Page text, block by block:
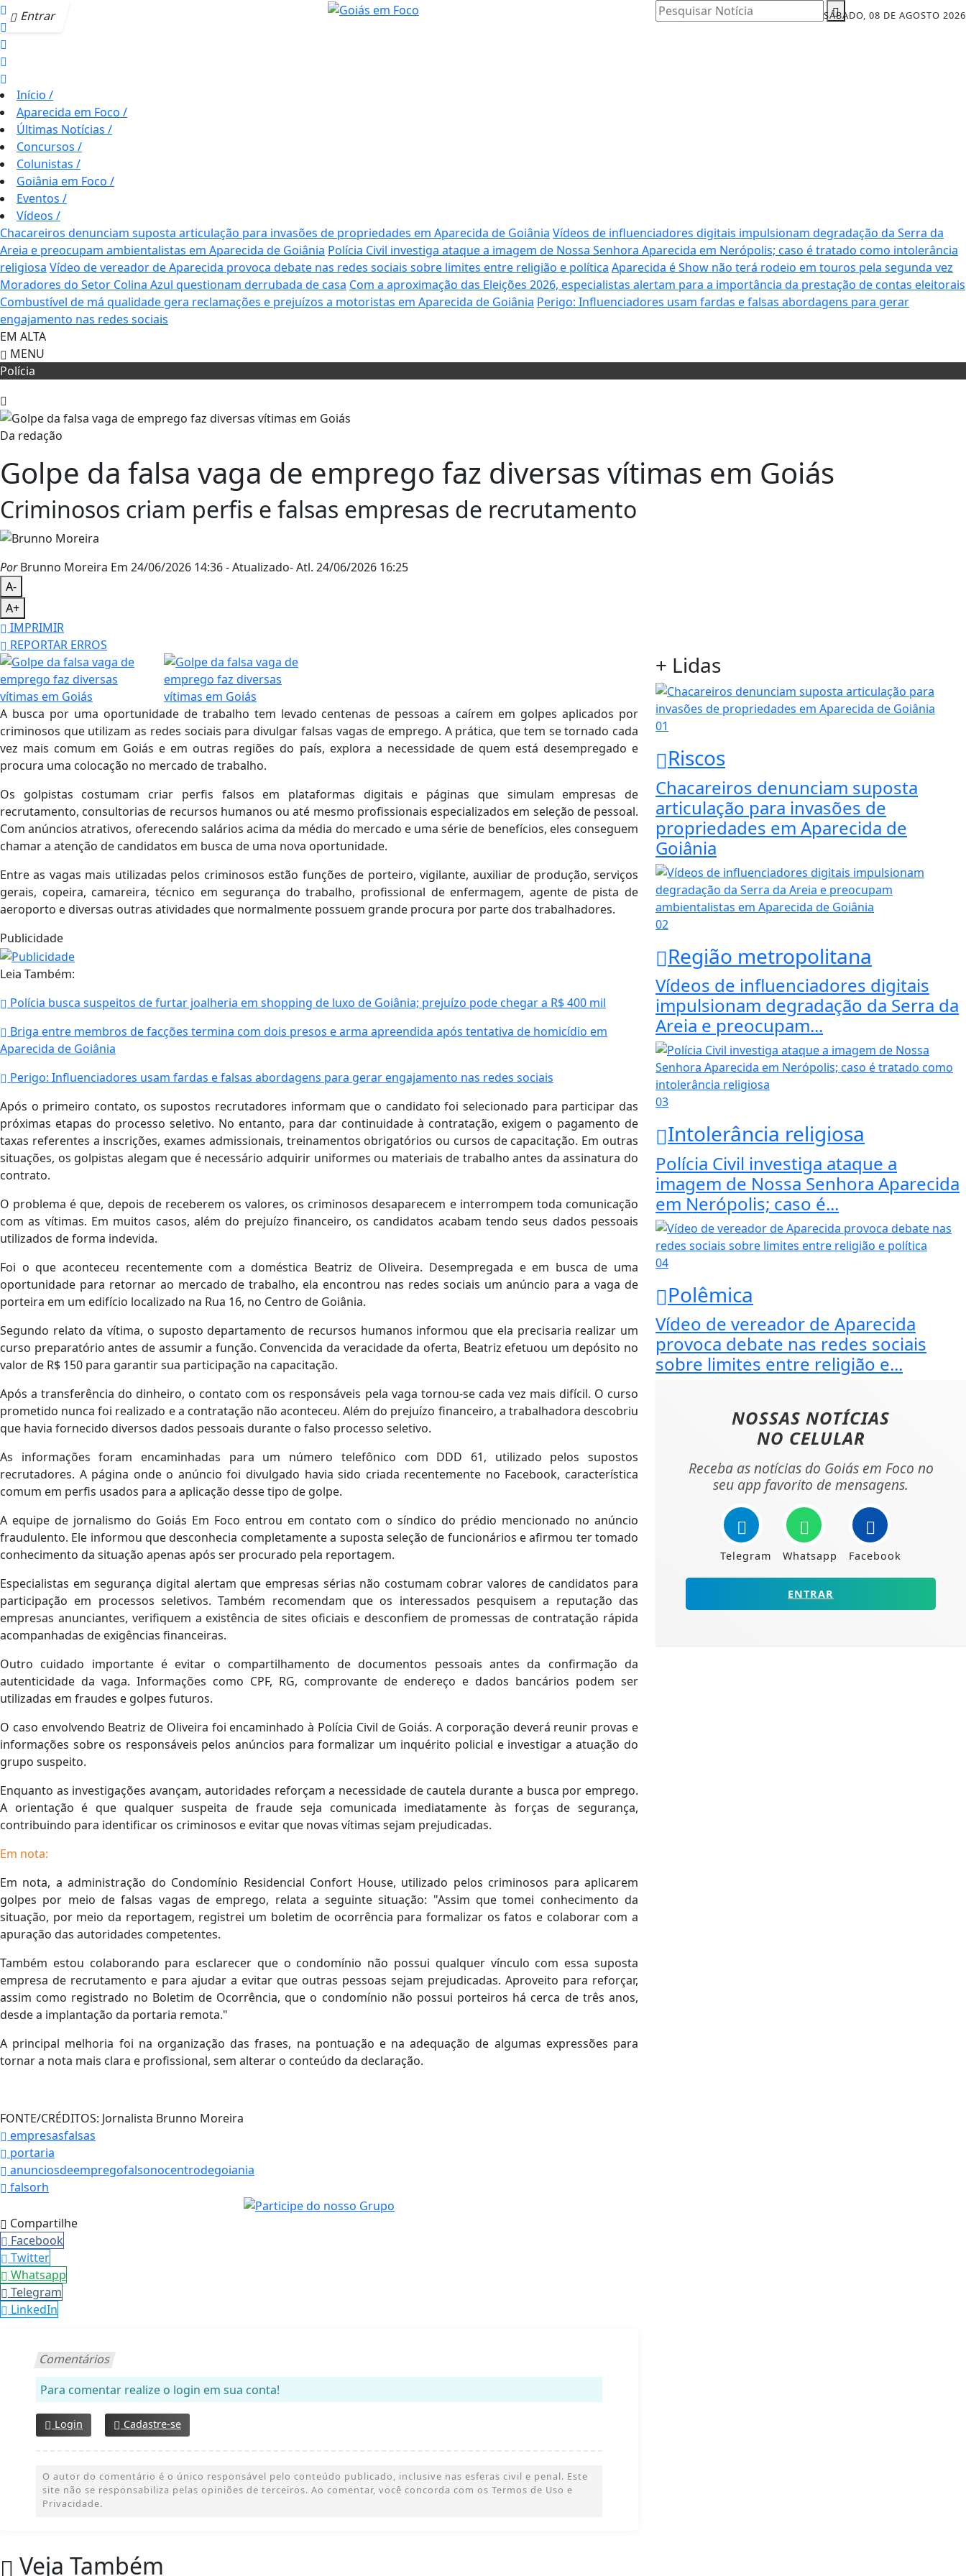
Entrar SÁBADO, 08 DE AGOSTO 2026
Pesquisar Notícia
Início /
Aparecida em Foco /
Últimas Notícias /
Concursos /
Colunistas /
Goiânia em Foco /
Eventos /
Vídeos /
Chacareiros denunciam suposta articulação para invasões de propriedades em Aparecida de Goiânia Vídeos de influenciadores digitais impulsionam degradação da Serra da
Areia e preocupam ambientalistas em Aparecida de Goiânia Polícia Civil investiga ataque a imagem de Nossa Senhora Aparecida em Nerópolis; caso é tratado como intolerância
religiosa Vídeo de vereador de Aparecida provoca debate nas redes sociais sobre limites entre religião e política Aparecida é Show não terá rodeio em touros pela segunda vez
Moradores do Setor Colina Azul questionam derrubada de casa Com a aproximação das Eleições 2026, especialistas alertam para a importância da prestação de contas eleitorais
Combustível de má qualidade gera reclamações e prejuízos a motoristas em Aparecida de Goiânia Perigo: Influenciadores usam fardas e falsas abordagens para gerar
engajamento nas redes sociais
EM ALTA
MENU
Polícia
Da redação
Golpe da falsa vaga de emprego faz diversas vítimas em Goiás
Criminosos criam perfis e falsas empresas de recrutamento
PorBrunno Moreira Em 24/06/2026 14:36- Atualizado- Atl. 24/06/2026 16:25
A-
A+
IMPRIMIR
REPORTAR ERROS
A busca por uma oportunidade de trabalho tem levado centenas de pessoas a caírem em golpes aplicados por
criminosos que utilizam as redes sociais para divulgar falsas vagas de emprego. A prática, que tem se tornado cada
vez mais comum em Goiás e em outras regiões do país, explora a necessidade de quem está desempregado e
procura uma colocação no mercado de trabalho.
Os golpistas costumam criar perfis falsos em plataformas digitais e páginas que simulam empresas de
recrutamento, consultorias de recursos humanos ou até mesmo profissionais especializados em seleção de pessoal.
Com anúncios atrativos, oferecendo salários acima da média do mercado e uma série de benefícios, eles conseguem
chamar a atenção de candidatos em busca de uma nova oportunidade.
Entre as vagas mais utilizadas pelos criminosos estão funções de porteiro, vigilante, auxiliar de produção, serviços
gerais, copeira, camareira, técnico em segurança do trabalho, profissional de enfermagem, agente de pista de
aeroporto e diversas outras atividades que normalmente possuem grande procura por parte dos trabalhadores.
Publicidade
Leia Também:
Polícia busca suspeitos de furtar joalheria em shopping de luxo de Goiânia; prejuízo pode chegar a R$ 400 mil
Briga entre membros de facções termina com dois presos e arma apreendida após tentativa de homicídio em
Aparecida de Goiânia
Perigo: Influenciadores usam fardas e falsas abordagens para gerar engajamento nas redes sociais
Após o primeiro contato, os supostos recrutadores informam que o candidato foi selecionado para participar das
próximas etapas do processo seletivo. No entanto, para dar continuidade à contratação, exigem o pagamento de
taxas referentes a inscrições, exames admissionais, treinamentos obrigatórios ou cursos de capacitação. Em outras
situações, os golpistas alegam que é necessário adquirir uniformes ou materiais de trabalho antes da assinatura do
contrato.
O problema é que, depois de receberem os valores, os criminosos desaparecem e interrompem toda comunicação
com as vítimas. Em muitos casos, além do prejuízo financeiro, os candidatos acabam tendo seus dados pessoais
utilizados de forma indevida.
Foi o que aconteceu recentemente com a doméstica Beatriz de Oliveira. Desempregada e em busca de uma
oportunidade para retornar ao mercado de trabalho, ela encontrou nas redes sociais um anúncio para a vaga de
porteira em um edifício localizado na Rua 16, no Centro de Goiânia.
Segundo relato da vítima, o suposto departamento de recursos humanos informou que ela precisaria realizar um
curso preparatório antes de assumir a função. Convencida da veracidade da oferta, Beatriz efetuou um depósito no
valor de R$ 150 para garantir sua participação na capacitação.
Após a transferência do dinheiro, o contato com os responsáveis pela vaga tornou-se cada vez mais difícil. O curso
prometido nunca foi realizado e a contratação não aconteceu. Além do prejuízo financeiro, a trabalhadora descobriu
que havia fornecido diversos dados pessoais durante o falso processo seletivo.
As informações foram encaminhadas para um número telefônico com DDD 61, utilizado pelos supostos
recrutadores. A página onde o anúncio foi divulgado havia sido criada recentemente no Facebook, característica
comum em perfis usados para a aplicação desse tipo de golpe.
A equipe de jornalismo do Goiás Em Foco entrou em contato com o síndico do prédio mencionado no anúncio
fraudulento. Ele informou que desconhecia completamente a suposta seleção de funcionários e afirmou ter tomado
conhecimento da situação apenas após ser procurado pela reportagem.
Especialistas em segurança digital alertam que empresas sérias não costumam cobrar valores de candidatos para
participação em processos seletivos. Também recomendam que os interessados pesquisem a reputação das
empresas anunciantes, verifiquem a existência de sites oficiais e desconfiem de promessas de contratação rápida
acompanhadas de exigências financeiras.
Outro cuidado importante é evitar o compartilhamento de documentos pessoais antes da confirmação da
autenticidade da vaga. Informações como CPF, RG, comprovante de endereço e dados bancários podem ser
utilizadas em fraudes e golpes futuros.
O caso envolvendo Beatriz de Oliveira foi encaminhado à Polícia Civil de Goiás. A corporação deverá reunir provas e
informações sobre os responsáveis pelos anúncios para formalizar um inquérito policial e investigar a atuação do
grupo suspeito.
Enquanto as investigações avançam, autoridades reforçam a necessidade de cautela durante a busca por emprego.
A orientação é que qualquer suspeita de fraude seja comunicada imediatamente às forças de segurança,
contribuindo para identificar os criminosos e evitar que novas vítimas sejam prejudicadas.
Em nota:
Em nota, a administração do Condomínio Residencial Confort House, utilizado pelos criminosos para aplicarem
golpes por meio de falsas vagas de emprego, relata a seguinte situação: "Assim que tomei conhecimento da
situação, por meio da reportagem, registrei um boletim de ocorrência para formalizar os fatos e colaborar com a
apuração das autoridades competentes.
Também estou colaborando para esclarecer que o condomínio não possui qualquer vínculo com essa suposta
empresa de recrutamento e para ajudar a evitar que outras pessoas sejam prejudicadas. Aproveito para reforçar,
assim como registrado no Boletim de Ocorrência, que o condomínio não possui porteiros há cerca de três anos,
desde a implantação da portaria remota."
A principal melhoria foi na organização das frases, na pontuação e na adequação de algumas expressões para
tornar a nota mais clara e profissional, sem alterar o conteúdo da declaração.
FONTE/CRÉDITOS: Jornalista Brunno Moreira
empresasfalsas
portaria
anunciosdeempregofalsonocentrodegoiania
falsorh
Compartilhe
Facebook
Twitter
Whatsapp
Telegram
LinkedIn
Comentários
Para comentar realize o login em sua conta!
Login Cadastre-se
O autor do comentário é o único responsável pelo conteúdo publicado, inclusive nas esferas civil e penal. Este
site não se responsabiliza pelas opiniões de terceiros. Ao comentar, você concorda com os Termos de Uso e
Privacidade.
+ Lidas
01
Riscos
Chacareiros denunciam suposta
articulação para invasões de
propriedades em Aparecida de
Goiânia
02
Região metropolitana
Vídeos de influenciadores digitais
impulsionam degradação da Serra da
Areia e preocupam...
03
Intolerância religiosa
Polícia Civil investiga ataque a
imagem de Nossa Senhora Aparecida
em Nerópolis; caso é...
04
Polêmica
Vídeo de vereador de Aparecida
provoca debate nas redes sociais
sobre limites entre religião e...
NOSSAS NOTÍCIAS
NO CELULAR
Receba as notícias do Goiás em Foco no
seu app favorito de mensagens.
Telegram Whatsapp Facebook
ENTRAR
Veja Também